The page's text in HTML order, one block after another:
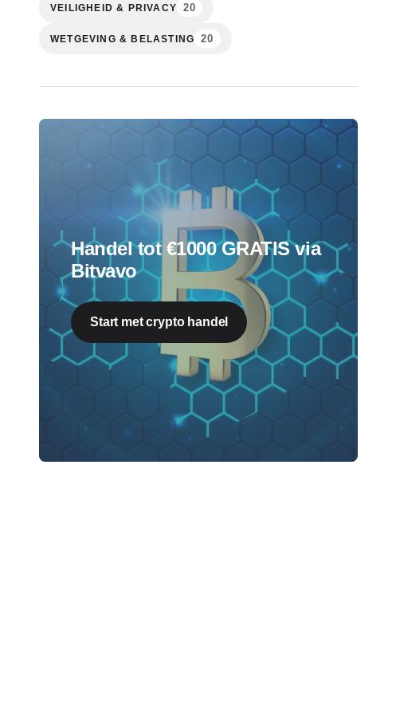
VEILIGHEID & PRIVACY 20
WETGEVING & BELASTING 20
Handel tot €1000 GRATIS via
Bitvavo
Start met crypto handel